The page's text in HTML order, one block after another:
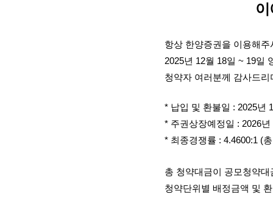
항상 한양증권을 이용해
2025년 12월 18일 ~ 19일
청약자 여러분께 감사드
* 납입 및 환불일 : 2025년
* 주권상장예정일 : 2026
* 최종경쟁률 : 4.4600:1 (
총 청약대금이 공모청약
청약단위별 배정금액 및